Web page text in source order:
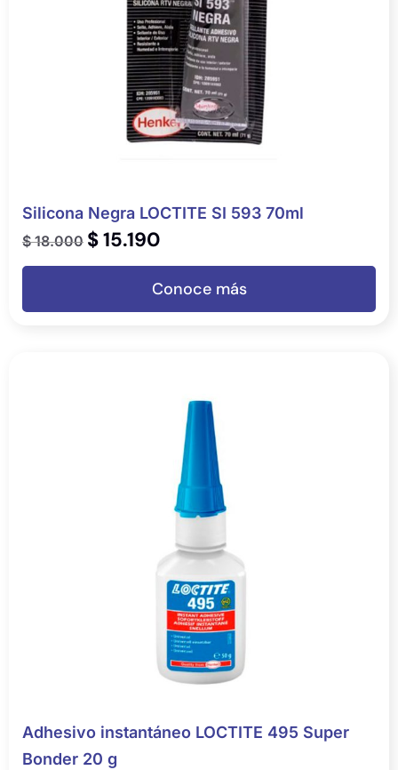
Silicona Negra LOCTITE SI 593 70ml
$18.000 $15.190
Conoce más
Adhesivo instantáneo LOCTITE 495 Super
Bonder 20 g